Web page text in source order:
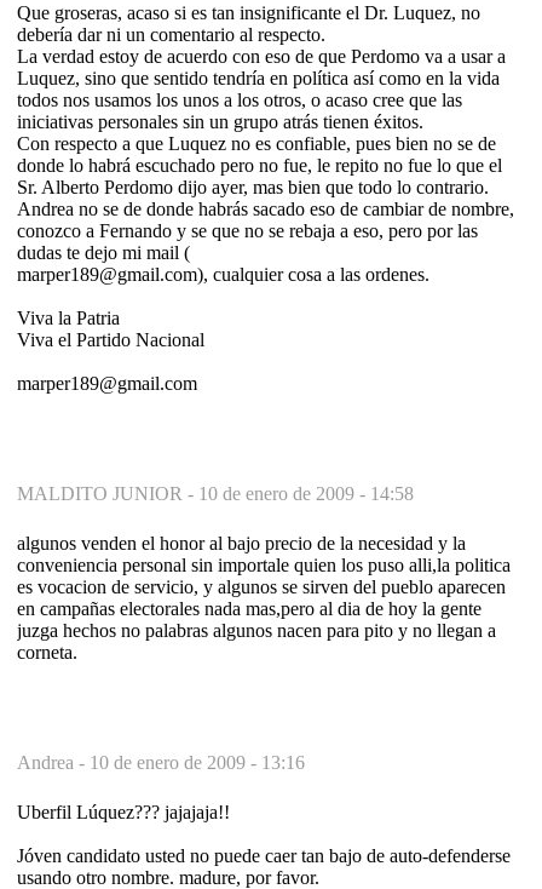
Que groseras, acaso si es tan insignificante el Dr. Luquez, no
debería dar ni un comentario al respecto.
La verdad estoy de acuerdo con eso de que Perdomo va a usar a
Luquez, sino que sentido tendría en política así como en la vida
todos nos usamos los unos a los otros, o acaso cree que las
iniciativas personales sin un grupo atrás tienen éxitos.
Con respecto a que Luquez no es confiable, pues bien no se de
donde lo habrá escuchado pero no fue, le repito no fue lo que el
Sr. Alberto Perdomo dijo ayer, mas bien que todo lo contrario.
Andrea no se de donde habrás sacado eso de cambiar de nombre,
conozco a Fernando y se que no se rebaja a eso, pero por las
dudas te dejo mi mail (
marper189@gmail.com), cualquier cosa a las ordenes.
Viva la Patria
Viva el Partido Nacional
marper189@gmail.com
MALDITO JUNIOR - 10 de enero de 2009 - 14:58
algunos venden el honor al bajo precio de la necesidad y la
conveniencia personal sin importale quien los puso alli,la politica
es vocacion de servicio, y algunos se sirven del pueblo aparecen
en campañas electorales nada mas,pero al dia de hoy la gente
juzga hechos no palabras algunos nacen para pito y no llegan a
corneta.
Andrea - 10 de enero de 2009 - 13:16
Uberfil Lúquez??? jajajaja!!
Jóven candidato usted no puede caer tan bajo de auto-defenderse
usando otro nombre. madure, por favor.